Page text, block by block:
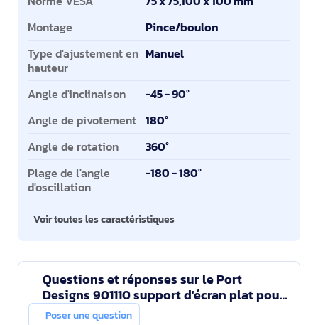
Montage
Pince/boulon
Type d'ajustement en
hauteur
Manuel
Angle d'inclinaison
-45 - 90°
Angle de pivotement 180°
Angle de rotation
360°
Plage de l'angle
d'oscillation
-180 - 180°
Voir toutes les caractéristiques
Questions et réponses sur le Port
Designs 901110 support d'écran plat pour
bureau 81,3 cm (32") Blanc
Poser une question